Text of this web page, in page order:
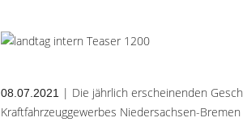
08.07.2021
| Die jährlich erscheinenden
Kraftfahrzeuggewerbes Niedersachsen-